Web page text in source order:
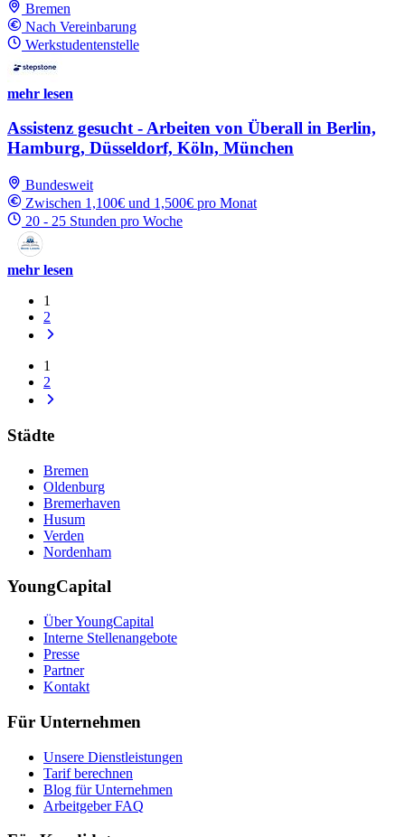
Bremen
Nach Vereinbarung
Werkstudentenstelle
mehr lesen
Assistenz gesucht - Arbeiten von Überall in Berlin,
Hamburg, Düsseldorf, Köln, München
Bundesweit
Zwischen 1,100€ und 1,500€ pro Monat
20 - 25 Stunden pro Woche
mehr lesen
1
2
1
2
Städte
Bremen
Oldenburg
Bremerhaven
Husum
Verden
Nordenham
YoungCapital
Über YoungCapital
Interne Stellenangebote
Presse
Partner
Kontakt
Für Unternehmen
Unsere Dienstleistungen
Tarif berechnen
Blog für Unternehmen
Arbeitgeber FAQ